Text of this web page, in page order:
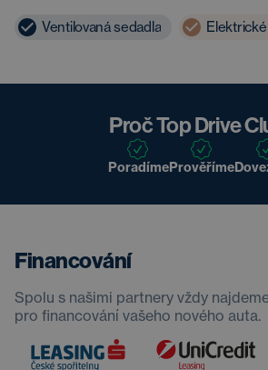
Ventilovaná sedadla
Proč Top Drive
PoradímePrověříme
Financování
Spolu s našimi partnery vždy
pro financování vašeho nového auta.